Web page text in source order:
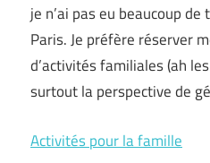
je n’ai pas eu beaucoup
Paris. Je préfère réserver
d’activités familiales (ah
surtout la perspective de
Activités pour la famille